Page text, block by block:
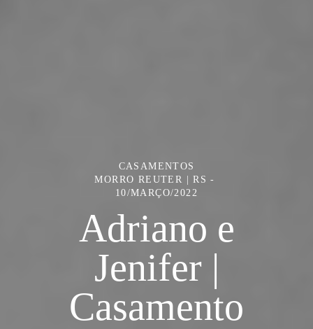
CASAMENTOS
MORRO REUTER | RS
10/MARÇO/2022
Adriano e
Jenifer |
Casamento